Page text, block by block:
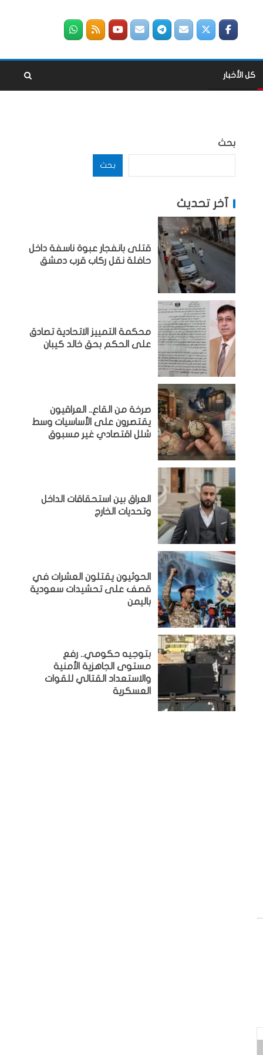
كل الأخبار
بحث
بحث
آخر تحديث
قتلى بانفجار عبوة ناسفة داخل
حافلة نقل ركاب قرب دمشق
محكمة التمييز الاتحادية تصادق
على الحكم بحق خالد كيبان
صرخة من القاع.. العراقيون
يقتصرون على الأساسيات وسط
شلل اقتصادي غير مسبوق
‏العراق بين استحقاقات الداخل
وتحديات الخارج
الحوثيون يقتلون العشرات في
قصف على تحشيدات سعودية
باليمن
بتوجيه حكومي.. رفع
مستوى الجاهزية الأمنية
والاستعداد القتالي للقوات
العسكرية